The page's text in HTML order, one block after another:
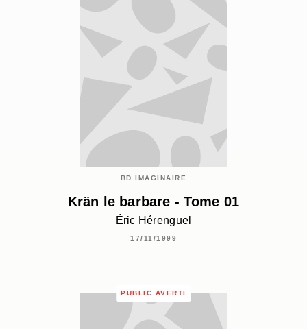
BD IMAGINAIRE
Krän le barbare - Tome 01
Éric Hérenguel
17/11/1999
PUBLIC AVERTI